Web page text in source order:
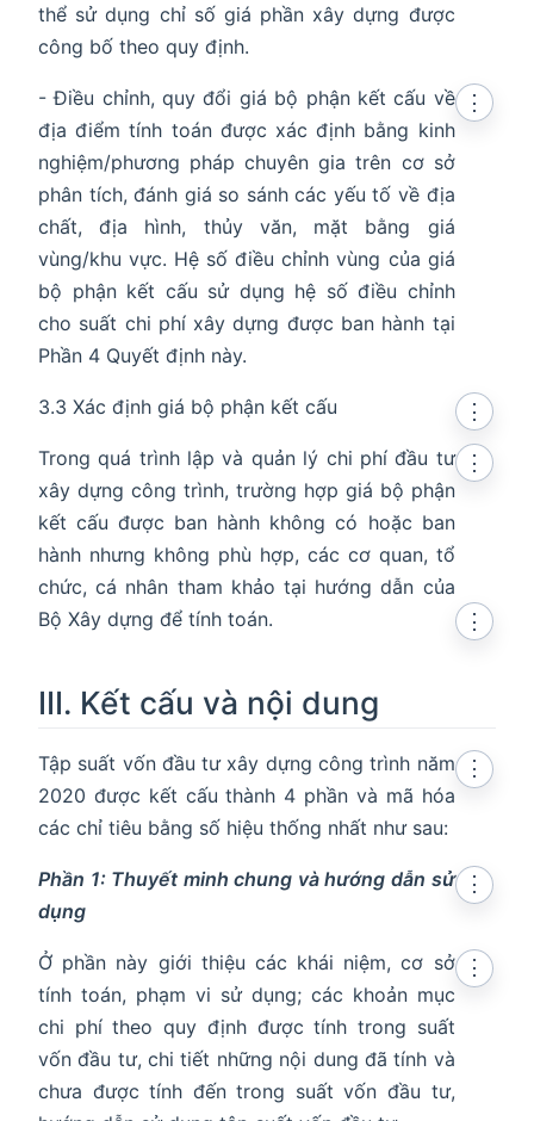
thể sử dụng chỉ số giá phần xây dựng được
công bố theo quy định.
- Điều chỉnh, quy đổi giá bộ phận kết cấu về
địa điểm tính toán được xác định bằng kinh
nghiệm/phương pháp chuyên gia trên cơ sở
phân tích, đánh giá so sánh các yếu tố về địa
chất, địa hình, thủy văn, mặt bằng giá
vùng/khu vực. Hệ số điều chỉnh vùng của giá
bộ phận kết cấu sử dụng hệ số điều chỉnh
cho suất chi phí xây dựng được ban hành tại
Phần 4 Quyết định này.
⋮
3.3 Xác định giá bộ phận kết cấu
⋮
Trong quá trình lập và quản lý chi phí đầu tư
xây dựng công trình, trường hợp giá bộ phận
kết cấu được ban hành không có hoặc ban
hành nhưng không phù hợp, các cơ quan, tổ
chức, cá nhân tham khảo tại hướng dẫn của
Bộ Xây dựng để tính toán.
⋮
III. Kết cấu và nội dung
⋮
Tập suất vốn đầu tư xây dựng công trình năm
2020 được kết cấu thành 4 phần và mã hóa
các chỉ tiêu bằng số hiệu thống nhất như sau:
⋮
Phần 1: Thuyết minh chung và hướng dẫn sử
dụng
⋮
Ở phần này giới thiệu các khái niệm, cơ sở
tính toán, phạm vi sử dụng; các khoản mục
chi phí theo quy định được tính trong suất
vốn đầu tư, chi tiết những nội dung đã tính và
chưa được tính đến trong suất vốn đầu tư,
⋮